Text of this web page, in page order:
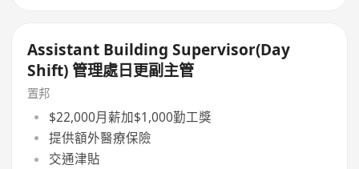
Assistant Building Supervisor(Day
Shift) 管理處日更副主管
置邦
$22,000月薪加$1,000勤工獎
提供額外醫療保險
交通津貼